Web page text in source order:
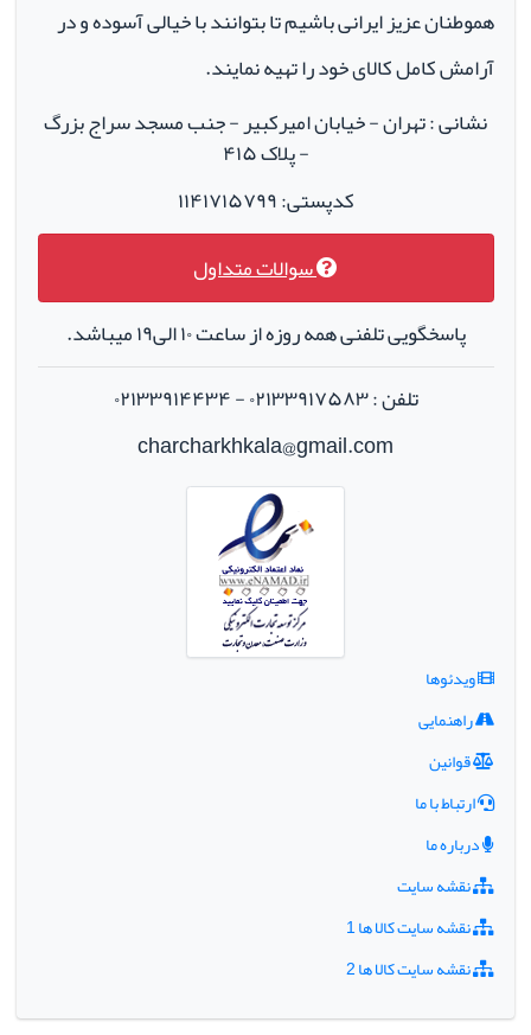
هموطنان عزیز ایرانی باشیم تا بتوانند با خیالی آسوده و در
آرامش کامل کالای خود را تهیه نمایند.
نشانی : تهران - خیابان امیرکبیر - جنب مسجد سراج بزرگ
- پلاک ۴۱۵
کدپستی: ۱۱۴۱۷۱۵۷۹۹
سوالات متداول
پاسخگویی تلفنی همه روزه از ساعت ۱۰ الی۱۹ میباشد.
تلفن : ۰۲۱۳۳۹۱۷۵۸۳ - ۰۲۱۳۳۹۱۴۴۳۴
charcharkhkala@gmail.com
ویدئوها
راهنمایی
قوانین
ارتباط با ما
درباره ما
نقشه سایت
نقشه سایت کالا ها 1
نقشه سایت کالا ها 2